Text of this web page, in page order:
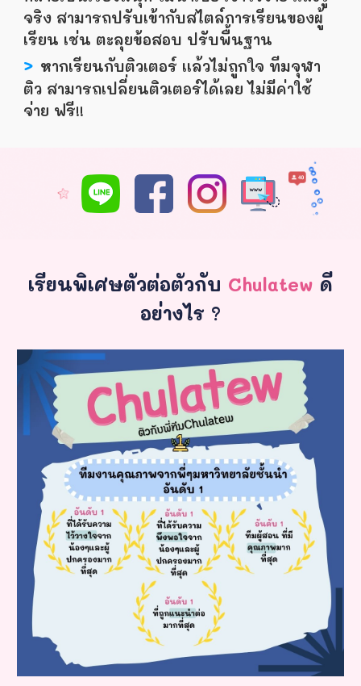
จริง สามารถปรับเข้ากับสไตล์การเรียนของผู้
เรียน เช่น ตะลุยข้อสอบ ปรับพื้นฐาน
> หากเรียนกับติวเตอร์ เเล้วไม่ถูกใจ ทีมจุฬา
ติว สามารถเปลี่ยนติวเตอร์ได้เลย ไม่มีค่าใช้
จ่าย ฟรี!!
เรียนพิเศษตัวต่อตัวกับ Chulatew ดี
อย่างไร ?